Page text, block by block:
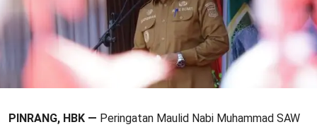
PINRANG, HBK — Peringatan Maulid Nabi Muhammad SAW